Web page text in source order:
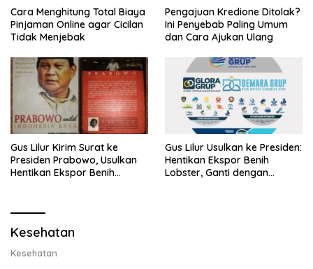
Cara Menghitung Total Biaya
Pinjaman Online agar Cicilan
Tidak Menjebak
Pengajuan Kredione Ditolak?
Ini Penyebab Paling Umum
dan Cara Ajukan Ulang
Gus Lilur Kirim Surat ke
Presiden Prabowo, Usulkan
Hentikan Ekspor Benih
Gus Lilur Usulkan ke Presiden:
Hentikan Ekspor Benih
Lobster, Ganti dengan
Kesehatan
Kesehatan